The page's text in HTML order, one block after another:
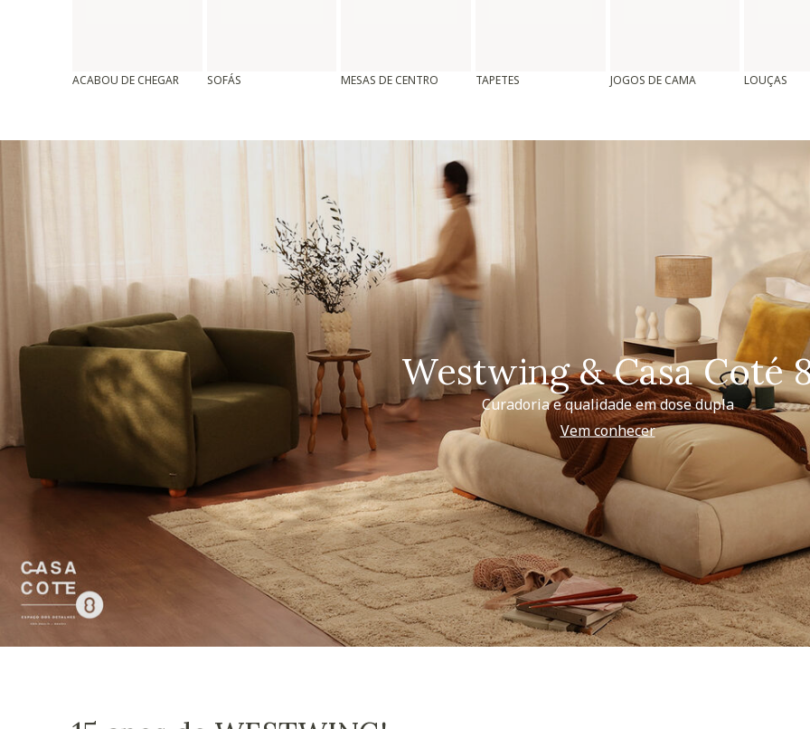
ACABOU DE CHEGAR SOFÁS MESAS DE CENTRO TAPETES JOGOS DE CAMA LOUÇAS
Westwing & Casa Coté
Curadoria e qualidade em dose dupla
Vem conhecer